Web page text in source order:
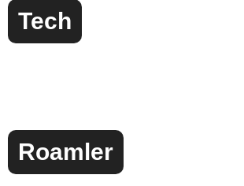
Tech
Roamler